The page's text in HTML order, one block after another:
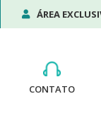
ÁREA
CONTATO